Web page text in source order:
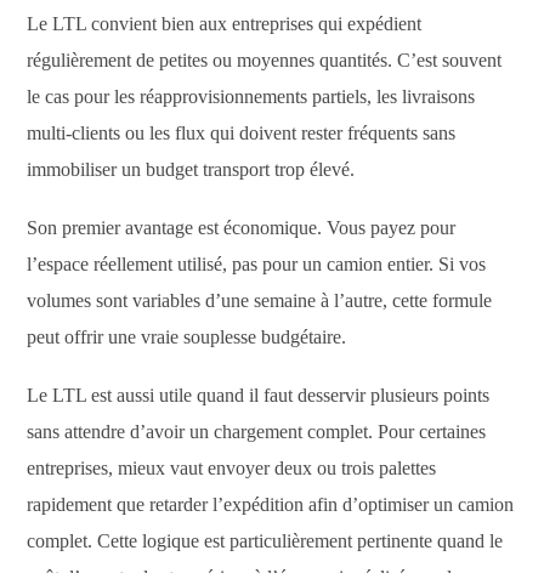
Le LTL convient bien aux entreprises qui expédient
régulièrement de petites ou moyennes quantités. C’est souvent
le cas pour les réapprovisionnements partiels, les livraisons
multi-clients ou les flux qui doivent rester fréquents sans
immobiliser un budget transport trop élevé.
Son premier avantage est économique. Vous payez pour
l’espace réellement utilisé, pas pour un camion entier. Si vos
volumes sont variables d’une semaine à l’autre, cette formule
peut offrir une vraie souplesse budgétaire.
Le LTL est aussi utile quand il faut desservir plusieurs points
sans attendre d’avoir un chargement complet. Pour certaines
entreprises, mieux vaut envoyer deux ou trois palettes
rapidement que retarder l’expédition afin d’optimiser un camion
complet. Cette logique est particulièrement pertinente quand le